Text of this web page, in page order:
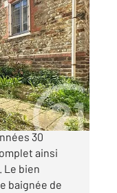
(l'agence de
30
ainsi
Le bien
baignée de